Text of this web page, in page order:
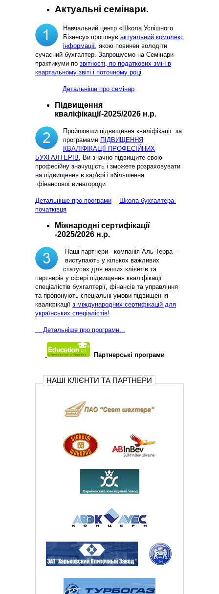
Актуальні семінари.
Навчальний центр «Школа Успішного
Бізнесу» пропонує актуальний комплекс
інформації, якою повинен володіти
сучасний бухгалтер. Запрошуємо на Семінари-
практикуми по звітності, по податкових змін в
квартальному звіті і поточному році
Детальніше про семінар
Підвищення
кваліфікації-2025/2026 н.р.
Пройшовши підвищення кваліфікації за
програмами ПІДВИЩЕННЯ
КВАЛІФІКАЦІЇ ПРОФЕСІЙНИХ
БУХГАЛТЕРІВ, Ви значно підвищите свою
професійну значущість і зможете розраховувати
на підвищення в кар'єрі і збільшення
фінансової винагороди
Детальніше про програми
Школа бухгалтера-
початківця
Міжнародні сертифікації
-2025/2026 н.р.
Наші партнери - компанія Аль-Терра -
виступають у кількох важливих
статусах для наших клієнтів та
партнерів у сфері підвищення кваліфікації
спеціалістів бухгалтерії, фінансів та управління
та пропонують спеціальні умови підвищення
кваліфікації з міждународних сертифікацій для
українських спеціалістів!
Детальніше про програми...
Партнерські програми
НАШІ КЛІЄНТИ ТА ПАРТНЕРИ